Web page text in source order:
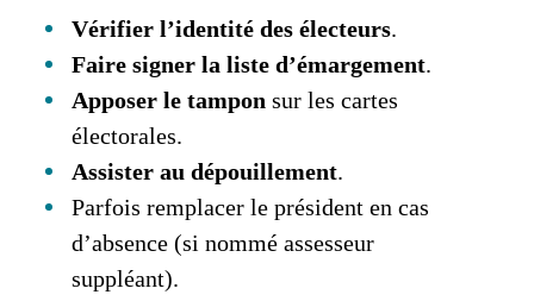
Vérifier l’identité des électeurs.
Faire signer la liste d’émargement.
Apposer le tampon sur les cartes
électorales.
Assister au dépouillement.
Parfois remplacer le président en cas
d’absence (si nommé assesseur
suppléant).